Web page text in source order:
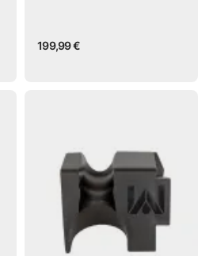
199,99 €